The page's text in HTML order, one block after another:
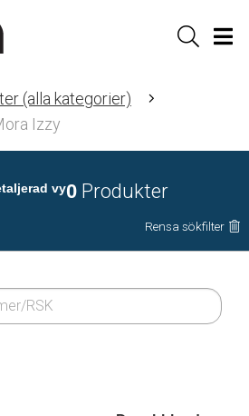
Sök
(alla kategorier)
Izzy
vy0 Produkter
Rensa sökfilter